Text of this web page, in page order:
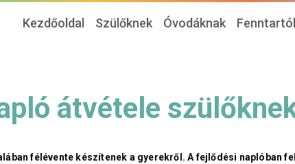
Kezdőoldal Szülőknek Óvodáknak
átvétele
félévente készítenek a gyerekről. A fejlődési naplóban